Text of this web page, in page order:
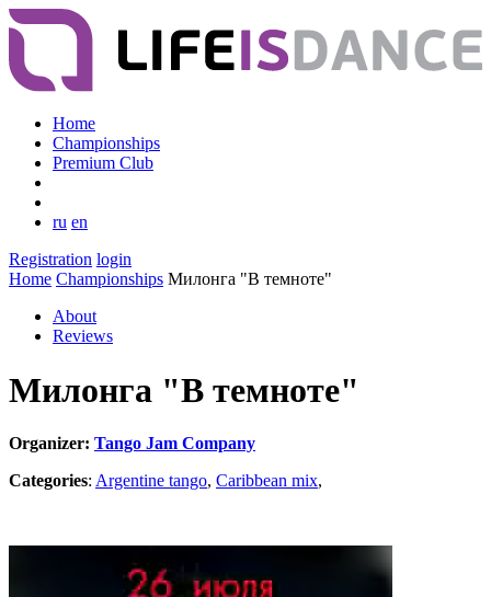
Home
Championships
Premium Club
ru en
Registration login
Home Championships Милонга "В темноте"
About
Reviews
Милонга "В темноте"
Organizer: Tango Jam Company
Categories: Argentine tango, Caribbean mix,